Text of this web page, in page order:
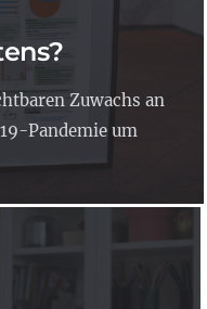
Zuwachs an
Pandemie um